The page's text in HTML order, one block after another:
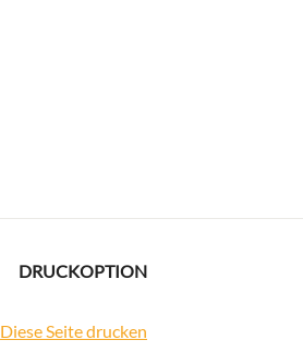
DRUCKOPTION
Diese Seite drucken